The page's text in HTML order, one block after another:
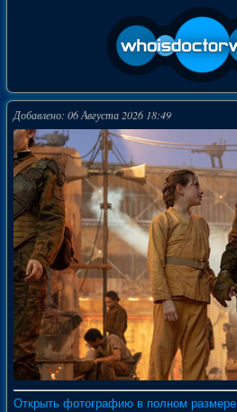
Добавлено: 06 Августа 2026 18:49
Открыть фотографию в полном размере